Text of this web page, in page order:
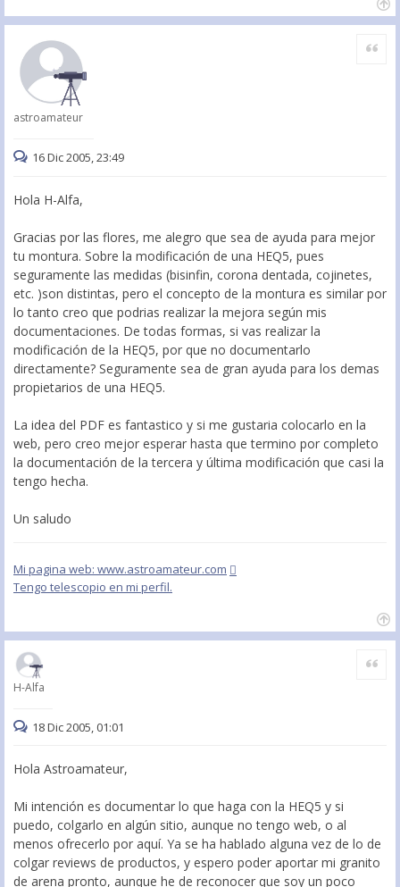
astroamateur
Citar
16 Dic 2005, 23:49
Hola H-Alfa,
Gracias por las flores, me alegro que sea de ayuda para mejor
tu montura. Sobre la modificación de una HEQ5, pues
seguramente las medidas (bisinfin, corona dentada, cojinetes,
etc. )son distintas, pero el concepto de la montura es similar por
lo tanto creo que podrias realizar la mejora según mis
documentaciones. De todas formas, si vas realizar la
modificación de la HEQ5, por que no documentarlo
directamente? Seguramente sea de gran ayuda para los demas
propietarios de una HEQ5.
La idea del PDF es fantastico y si me gustaria colocarlo en la
web, pero creo mejor esperar hasta que termino por completo
la documentación de la tercera y última modificación que casi la
tengo hecha.
Un saludo
Mi pagina web: www.astroamateur.com
Tengo telescopio en mi perfil.
H-Alfa
Citar
18 Dic 2005, 01:01
Hola Astroamateur,
Mi intención es documentar lo que haga con la HEQ5 y si
puedo, colgarlo en algún sitio, aunque no tengo web, o al
menos ofrecerlo por aquí. Ya se ha hablado alguna vez de lo de
colgar reviews de productos, y espero poder aportar mi granito
de arena pronto, aunque he de reconocer que soy un poco